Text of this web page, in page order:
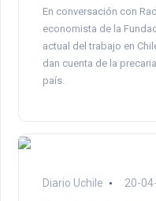
En conversación con
economista de la
actual del trabajo en
dan cuenta de la
país.
Diario Uchile 20-